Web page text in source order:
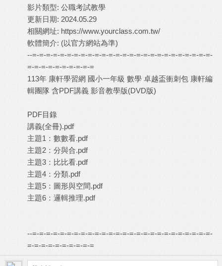
影片類型: 公職考試教學
更新日期: 2024.05.29
相關網址: https://www.yourclass.com.tw/
軟體簡介: (以官方網站為準)
--=-=-=-=-=-=-=-=-=-=-=-=-=-=-=-=-=-=-=-=-=-=-=-=-=-=-
=-=-=-=-=-=-=-=-=-=
113年 康軒學習網 國小一年級 數學 卓越盃衝刺包 康軒編
輯團隊 含PDF講義 影音教學版(DVD版)
PDF目錄
講義(全冊).pdf
主題1：數數看.pdf
主題2：分與合.pdf
主題3：比比看.pdf
主題4：分類.pdf
主題5：圖形與空間.pdf
主題6：邏輯推理.pdf
--=-=-=-=-=-=-=-=-=-=-=-=-=-=-=-=-=-=-=-=-=-=-=-=-=-=-
=-=-=-=-=-=-=-=-=-=